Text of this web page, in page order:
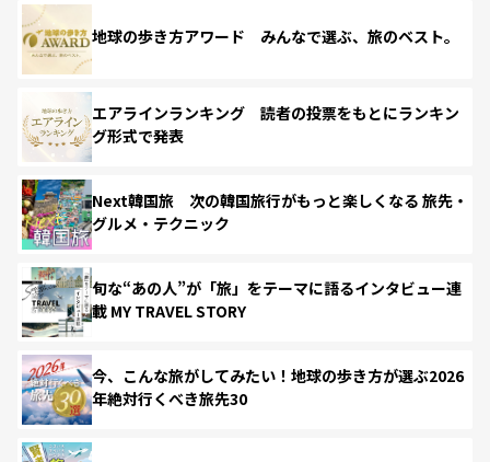
地球の歩き方アワード みんなで選ぶ、旅のベスト。
エアラインランキング 読者の投票をもとにランキン
グ形式で発表
Next韓国旅 次の韓国旅行がもっと楽しくなる 旅先・
グルメ・テクニック
旬な“あの人”が「旅」をテーマに語るインタビュー連
載 MY TRAVEL STORY
今、こんな旅がしてみたい！地球の歩き方が選ぶ2026
年絶対行くべき旅先30